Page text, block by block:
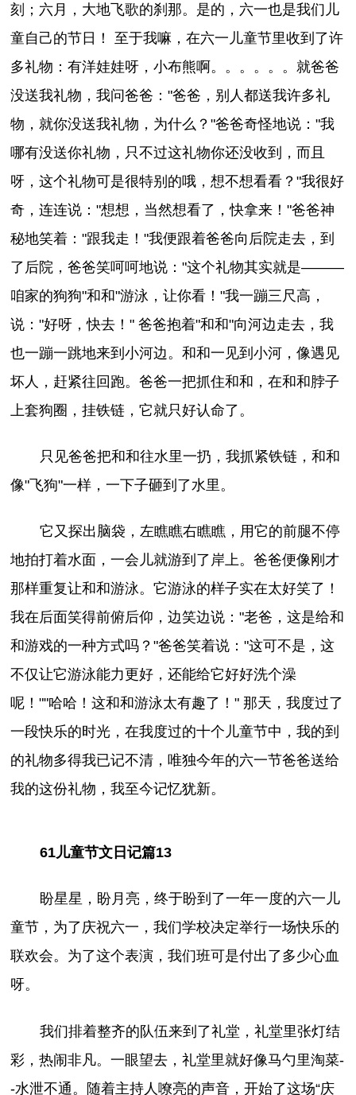
刻；六月，大地飞歌的刹那。是的，六一也是我们儿
童自己的节日！ 至于我嘛，在六一儿童节里收到了许
多礼物：有洋娃娃呀，小布熊啊。。。。。。就爸爸
没送我礼物，我问爸爸："爸爸，别人都送我许多礼
物，就你没送我礼物，为什么？"爸爸奇怪地说："我
哪有没送你礼物，只不过这礼物你还没收到，而且
呀，这个礼物可是很特别的哦，想不想看看？"我很好
奇，连连说："想想，当然想看了，快拿来！"爸爸神
秘地笑着："跟我走！"我便跟着爸爸向后院走去，到
了后院，爸爸笑呵呵地说："这个礼物其实就是———
咱家的狗狗"和和"游泳，让你看！"我一蹦三尺高，
说："好呀，快去！" 爸爸抱着"和和"向河边走去，我
也一蹦一跳地来到小河边。和和一见到小河，像遇见
坏人，赶紧往回跑。爸爸一把抓住和和，在和和脖子
上套狗圈，挂铁链，它就只好认命了。
只见爸爸把和和往水里一扔，我抓紧铁链，和和
像"飞狗"一样，一下子砸到了水里。
它又探出脑袋，左瞧瞧右瞧瞧，用它的前腿不停
地拍打着水面，一会儿就游到了岸上。爸爸便像刚才
那样重复让和和游泳。它游泳的样子实在太好笑了！
我在后面笑得前俯后仰，边笑边说："老爸，这是给和
和游戏的一种方式吗？"爸爸笑着说："这可不是，这
不仅让它游泳能力更好，还能给它好好洗个澡
呢！""哈哈！这和和游泳太有趣了！" 那天，我度过了
一段快乐的时光，在我度过的十个儿童节中，我的到
的礼物多得我已记不清，唯独今年的六一节爸爸送给
我的这份礼物，我至今记忆犹新。
61儿童节文日记篇13
盼星星，盼月亮，终于盼到了一年一度的六一儿
童节，为了庆祝六一，我们学校决定举行一场快乐的
联欢会。为了这个表演，我们班可是付出了多少心血
呀。
我们排着整齐的队伍来到了礼堂，礼堂里张灯结
彩，热闹非凡。一眼望去，礼堂里就好像马勺里淘菜-
-水泄不通。随着主持人嘹亮的声音，开始了这场“庆